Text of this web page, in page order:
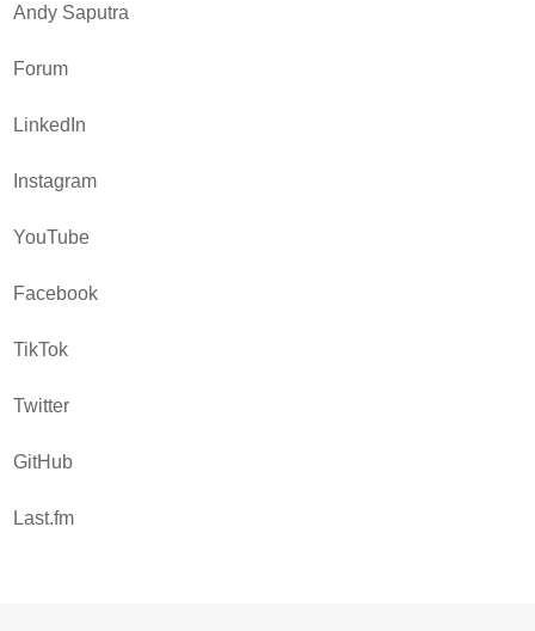
Andy Saputra
Forum
LinkedIn
Instagram
YouTube
Facebook
TikTok
Twitter
GitHub
Last.fm